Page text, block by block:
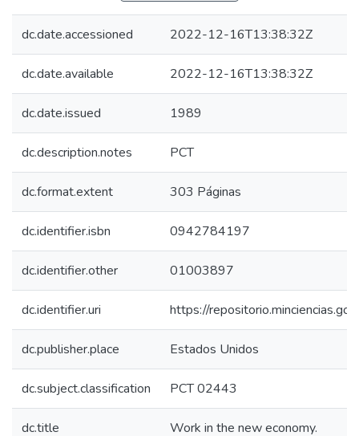
dc.date.accessioned 2022-12-16T13:38:32Z
dc.date.available 2022-12-16T13:38:32Z
dc.date.issued 1989
dc.description.notes PCT
dc.format.extent 303 Páginas
dc.identifier.isbn 0942784197
dc.identifier.other 01003897
dc.identifier.uri https://
dc.publisher.place Estados Unidos
dc.subject.classification PCT 02443
dc.title Work in the new economy.